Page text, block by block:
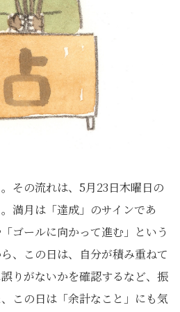
その流れは、5月23日木曜日の
満月は「達成」のサインであ
ゴールに向かって進む」という
、この日は、自分が積み重ねて
りがないかを確認するなど、振
この日は「余計なこと」にも気